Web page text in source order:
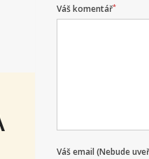
Váš komentář*
Váš email (Nebude